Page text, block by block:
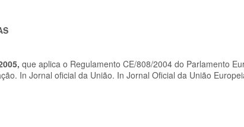
que aplica o Regulamento CE/808/2004 do Parlamento
In Jornal oficial da União. In Jornal Oficial da União